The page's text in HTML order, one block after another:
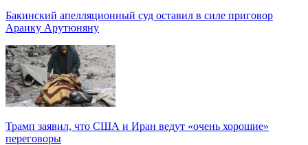
Бакинский апелляционный суд оставил в силе приговор
Араику Арутюняну
Трамп заявил, что США и Иран ведут «очень хорошие»
переговоры